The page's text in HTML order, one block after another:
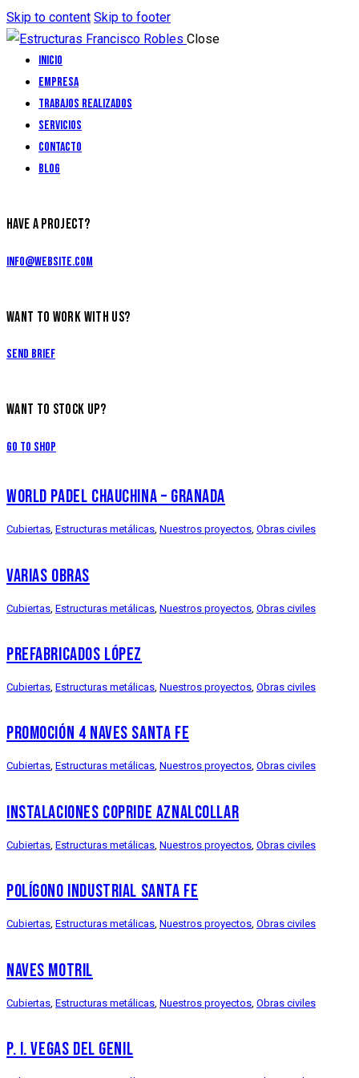
Skip to content Skip to footer
Close
Inicio
Empresa
TRABAJOS REALIZADOS
Servicios
Contacto
Blog
HAVE A PROJECT?
info@website.com
WANT TO WORK WITH US?
Send Brief
WANT TO STOCK UP?
Go to Shop
WORLD PADEL CHAUCHINA – GRANADA
Cubiertas, Estructuras metálicas, Nuestros proyectos, Obras civiles
VARIAS OBRAS
Cubiertas Estructuras metálicas Nuestros proyectos Obras civiles
PREFABRICADOS LÓPEZ
Cubiertas, Estructuras metálicas, Nuestros proyectos, Obras civiles
PROMOCIÓN 4 NAVES SANTA FE
Cubiertas, Estructuras metálicas, Nuestros proyectos, Obras civiles
INSTALACIONES COPRIDE AZNALCOLLAR
Cubiertas Estructuras metálicas Nuestros proyectos Obras civiles
POLÍGONO INDUSTRIAL SANTA FE
Cubiertas, Estructuras metálicas, Nuestros proyectos, Obras civiles
NAVES MOTRIL
Cubiertas Estructuras metálicas Nuestros proyectos Obras civiles
P. I. VEGAS DEL GENIL